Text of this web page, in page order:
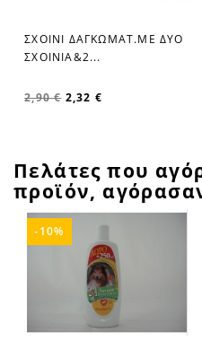
favorite_border
ΣΧΟΙΝΙ ΔΑΓΚΩΜΑΤ.ΜΕ ΔΥΟ
ΣΧΟΙΝΙΑ&2...
2,90 € 2,32 €
Πελάτες που
προϊόν,
-10%